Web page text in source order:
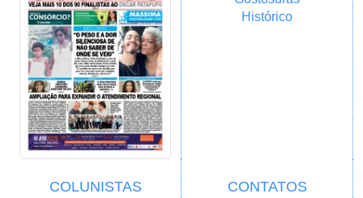
Histórico
COLUNISTAS CONTATOS